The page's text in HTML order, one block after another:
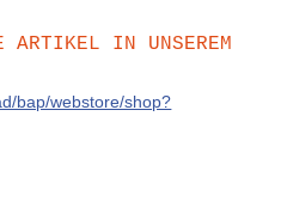
ARTIKEL IN UNSEREM
bap/webstore/shop?